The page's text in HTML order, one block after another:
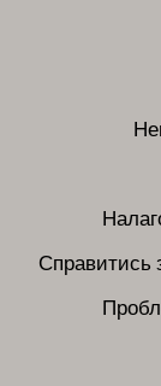
Справитись